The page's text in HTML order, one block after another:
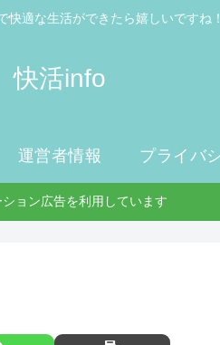
快適な生活ができたら嬉しいですね！
快活info
運営者情報
ョン広告を利用しています